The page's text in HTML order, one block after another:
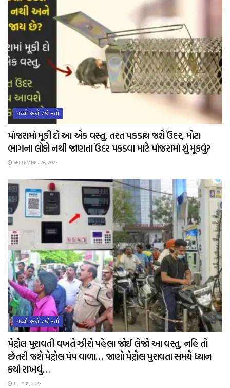
તથ્યો અને હકીકતો
પાંજરામાં મૂકી દો આ એક વસ્તુ, તરત પકડાય જશે ઉંદર, મોટા
ભાગના લોકો નથી જાણતા ઉંદર પકડવા માટે પાંજરામાં શું મૂકવું?
SEPTEMBER 26, 2023
તથ્યો અને હકીકતો
પેટ્રોલ પુરાવતી વખતે ઝીરો પહેલા જોઈ લેજો આ વસ્તુ, નહિ તો
છેતરી જશે પેટ્રોલ પંપ વાળા… જાણો પેટ્રોલ પુરાવતા સમયે ધ્યાન
ક્યાં રાખવું…
JULY 19, 2023